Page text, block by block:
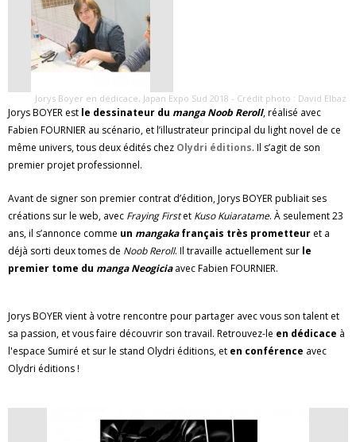
Jorys Boyer en dédicace, Japan Expo Sud 2018 - Crédit photo : David Elbaz
Jorys BOYER est le dessinateur du manga Noob Reroll, réalisé avec
Fabien FOURNIER au scénario, et l’illustrateur principal du light novel de ce
même univers, tous deux édités chez Olydri éditions. Il s’agit de son
premier projet professionnel.
Avant de signer son premier contrat d’édition, Jorys BOYER publiait ses
créations sur le web, avec Fraying Firstet Kuso Kuiaratame. À seulement 23
ans, il s’annonce comme un mangakafrançais très prometteur et a
déjà sorti deux tomes de Noob Reroll. Il travaille actuellement sur le
premier tome du manga Neogiciaavec Fabien FOURNIER.
Jorys BOYER vient à votre rencontre pour partager avec vous son talent et
sa passion, et vous faire découvrir son travail. Retrouvez-le en dédicace à
l'espace Sumiré et sur le stand Olydri éditions, et en conférence avec
Olydri éditions !